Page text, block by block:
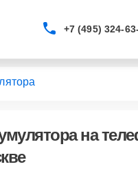
+7 (495) 324-
на